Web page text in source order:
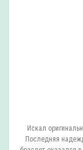
Искал
Последняя